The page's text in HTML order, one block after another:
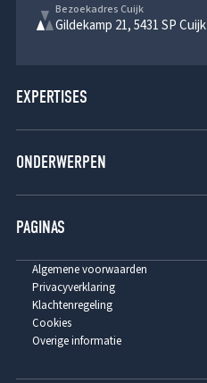
Bezoekadres Cuijk
Gildekamp 21, 5431 SP Cuijk
EXPERTISES
Aansprakelijkheidsrecht
Contractenrecht
ONDERWERPEN
Brand
Opzet en eigen schuld
Clausules
Beredding
PAGINAS
Home
Tarieven
Over ons
Algemene voorwaarden
Privacyverklaring
Klachtenregeling
Cookies
Overige informatie